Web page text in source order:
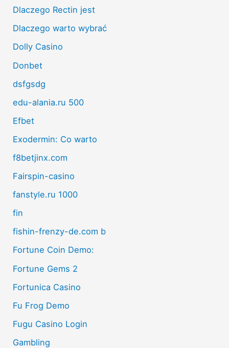
Dlaczego Rectin jest
Dlaczego warto wybrać
Dolly Casino
Donbet
dsfgsdg
edu-alania.ru 500
Efbet
Exodermin: Co warto
f8betjinx.com
Fairspin-casino
fanstyle.ru 1000
fin
fishin-frenzy-de.com b
Fortune Coin Demo:
Fortune Gems 2
Fortunica Casino
Fu Frog Demo
Fugu Casino Login
Gambling